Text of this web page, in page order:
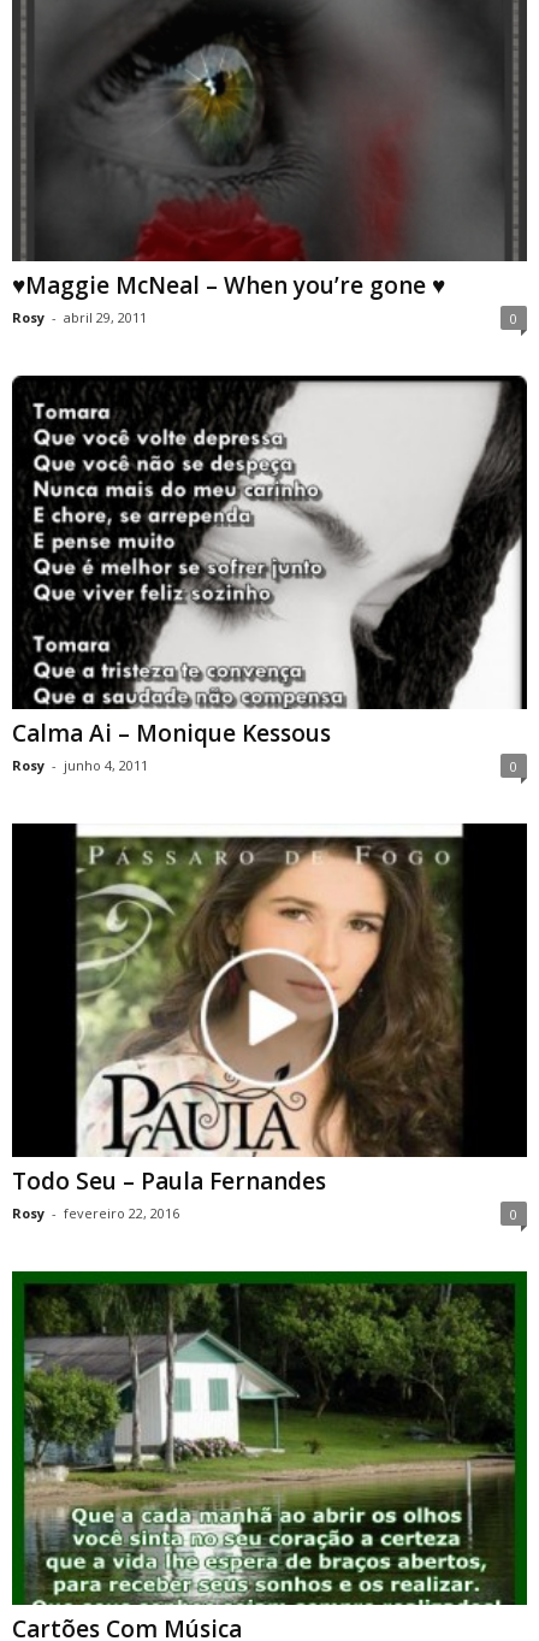
♥Maggie McNeal – When you’re gone ♥
Rosy - abril 29, 2011 0
Calma Ai – Monique Kessous
Rosy - junho 4, 2011 0
Todo Seu – Paula Fernandes
Rosy - fevereiro 22, 2016 0
Cartões Com Música